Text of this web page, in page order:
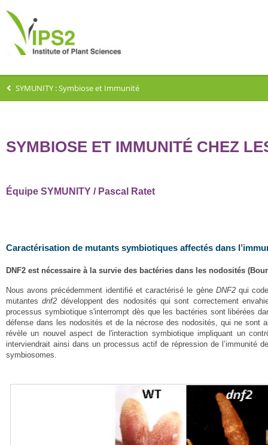
SYMUNITY : Symbiose et Immunité
SYMBIOSE ET IMMUNITÉ CHEZ
Équipe SYMUNITY / Pascal Ratet
Caractérisation de mutants symbiotiques affectés dans
DNF2 est nécessaire à la survie des bactéries dans les nodosités
Nous avons précédemment identifié et caractérisé le gène DNF2 qui
mutantesdnf2 développent des nodosités qui sont correctement
processus symbiotique s'interrompt dès que les bactéries sont libérées
défense dans les nodosités et de la nécrose des nodosités, qui ne sont
révèle un nouvel aspect de l'interaction symbiotique impliquant un
interviendrait ainsi dans un processus actif de répression de l’immunité
symbiosomes.